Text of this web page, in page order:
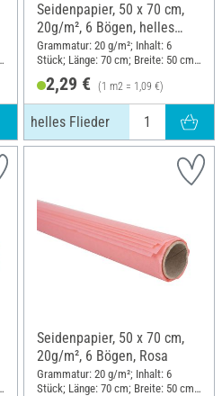
Seidenpapier, 50 x 70 cm,
20g/m², 6 Bögen, helles
Flieder
Grammatur: 20 g/m²; Inhalt: 6
Stück; Länge: 70 cm; Breite: 50 cm;
2,29 € (1 m2 = 1,09 €)
helles Flieder
Seidenpapier, 50 x 70 cm,
20g/m², 6 Bögen, Rosa
Grammatur: 20 g/m²; Inhalt: 6
Stück; Länge: 70 cm; Breite: 50 cm;